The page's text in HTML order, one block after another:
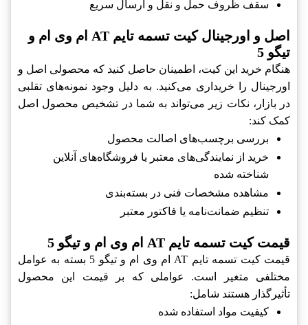
سقف ظروف حمل و نقل و ارسال سریع
اصل و اورجینال کیت تسمه تایم AT ام وی ام و
تیگو 5
هنگام خرید این کیت، اطمینان حاصل کنید که محصولی اصل و
اورجینال را خریداری می‌کنید. به دلیل وجود نمونه‌های تقلبی
در بازار، نکات زیر می‌تواند به شما در تشخیص محصول اصل
کمک کند:
بررسی برچسب‌های اصالت محصول
خرید از نمایندگی‌های معتبر یا فروشگاه‌های آنلاین
شناخته شده
مشاهده مشخصات فنی در بسته‌بندی
تنظیم ضمانت‌نامه یا فاکتور معتبر
قیمت کیت تسمه تایم AT ام وی ام و تیگو 5
قیمت کیت تسمه تایم AT ام وی ام و تیگو 5 بسته به عوامل
مختلفی متغیر است. عواملی که بر قیمت این محصول
تأثیرگذار هستند شامل:
کیفیت مواد استفاده شده